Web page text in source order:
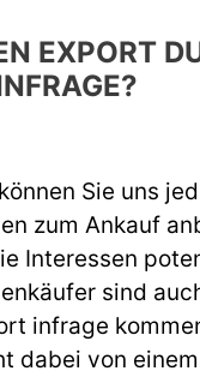
EXPORT
Sie uns
zum Ankauf
Interessen
sind
infrage
dabei von